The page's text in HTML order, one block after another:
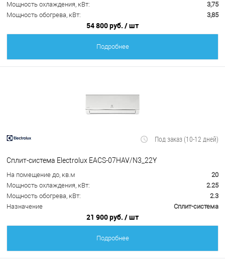
Мощность охлаждения, кВт:
3,75
Мощность обогрева, кВт:
3,85
54 800 руб. / шт
Подробнее
Под заказ (10-12 дней)
Сплит-система Electrolux EACS-07HAV/N3_22Y
На помещение до, кв.м
20
Мощность охлаждения, кВт:
2.25
Мощность обогрева, кВт:
2.3
Назначение
Сплит-система
21 900 руб. / шт
Подробнее